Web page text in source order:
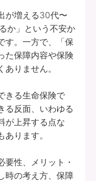
が増える30代〜
か」という不安か
す。一方で、「保
た保障内容や保険
りません。
きる生命保険で
る反面、いわゆる
が上昇する点な
ります。
要性、メリット・
時の考え方、保障